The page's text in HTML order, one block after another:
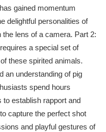
gained momentum
delightful personalities of
lens of a camera. Part 2:
a special set of
these spirited animals.
an understanding of pig
spend hours
to establish rapport and
capture the perfect shot
and playful gestures of